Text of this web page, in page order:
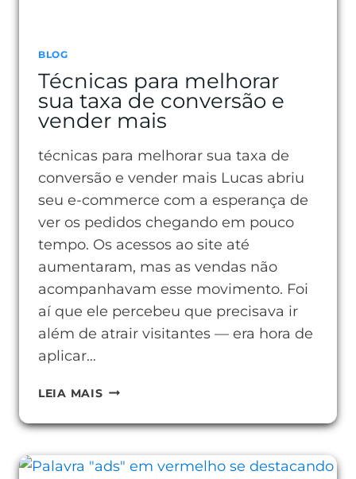
BLOG
Técnicas para melhorar
sua taxa de conversão e
vender mais
técnicas para melhorar sua taxa de
conversão e vender mais Lucas abriu
seu e-commerce com a esperança de
ver os pedidos chegando em pouco
tempo. Os acessos ao site até
aumentaram, mas as vendas não
acompanhavam esse movimento. Foi
aí que ele percebeu que precisava ir
além de atrair visitantes — era hora de
aplicar…
LEIA MAISTÉCNICAS
SUA